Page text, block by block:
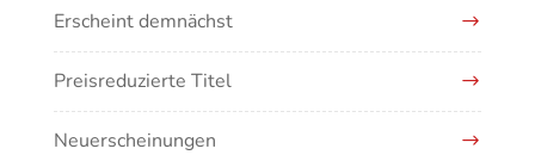
Erscheint demnächst
Preisreduzierte Titel
Neuerscheinungen